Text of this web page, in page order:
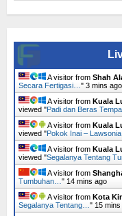
A visitor from Shah
Secara Fertigasi… " 3 mins ago
A visitor from Kuala
viewed "Padi dan Beras
A visitor from Kuala
viewed "Pokok Inai –
A visitor from Kuala
viewed "Segalanya Tentang
A visitor from
Tumbuhan… " 14 mins ago
A visitor from Kota
Segalanya Tentang… " 15